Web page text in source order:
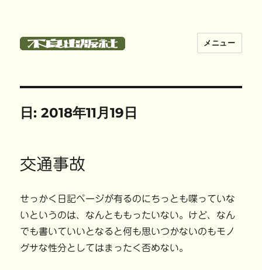
メニュー
日:2018年11月19日
交通事故
せっかく日記ページが有るのにちっとも喋っていな
いというのは、なんとももったいない。けど、なん
でも書いていいとなると何も思いつかないのもモノ
グサな性分としてはまったく否めない。